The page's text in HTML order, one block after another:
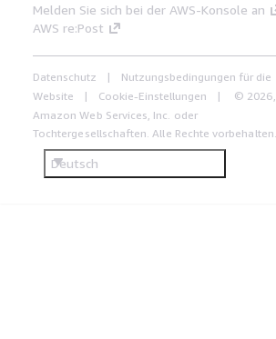
Melden Sie sich bei der AWS-Konsole an
AWS re:Post
Datenschutz
Nutzungsbedingungen für die
Website
Cookie-Einstellungen
© 2026,
Amazon Web Services, Inc. oder
Tochtergesellschaften. Alle Rechte vorbehalten.
Deutsch